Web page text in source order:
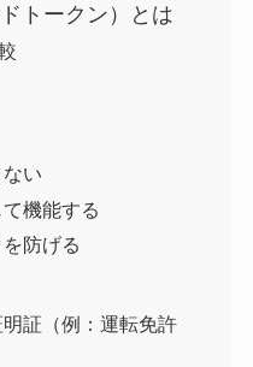
トークン）とは
い
機能する
防げる
証（例：運転免許